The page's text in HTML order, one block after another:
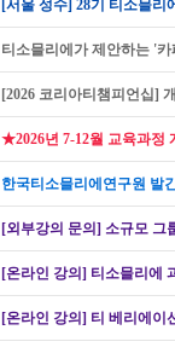
[서울 성수] 28기 티소믈리
티소믈리에가 제안하는 '
[2026 코리아티챔피언십]
★2026년 7-12월 교육과정
한국티소믈리에연구원 발
[외부강의 문의] 소규모 그
[온라인 강의] 티소믈리에
[온라인 강의] 티 베리에이